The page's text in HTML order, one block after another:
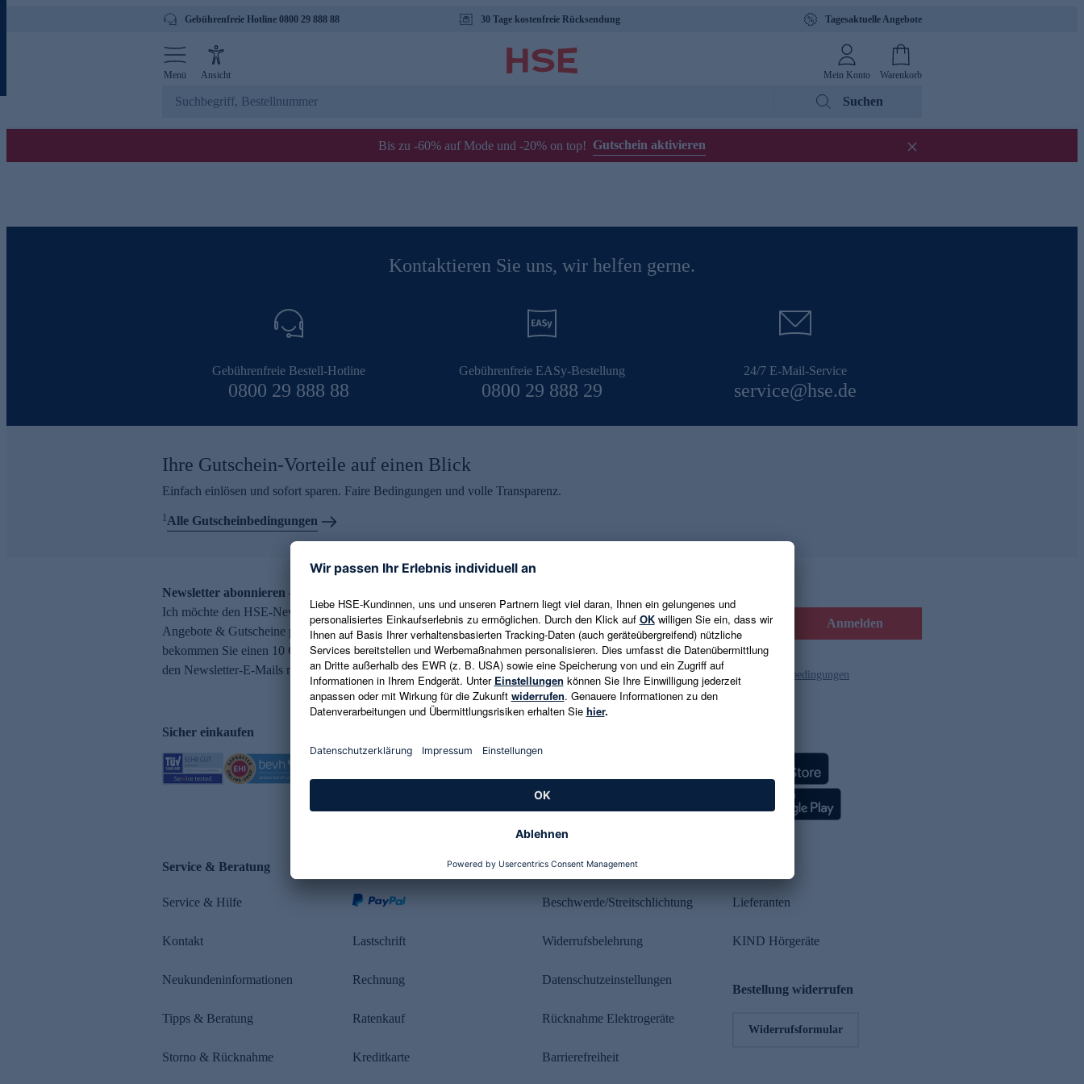
Gebührenfreie Hotline 0800 29 888 88 30 Tage kostenfreie Rücksendung Tagesaktuelle Angebote
Menü Ansicht Mein Konto Warenkorb
Suchen
Bis zu -60% auf Mode und -20% on top! Gutschein aktivieren
Kontaktieren Sie uns, wir helfen gerne.
Gebührenfreie Bestell-Hotline
0800 29 888 88
Gebührenfreie EASy-Bestellung
0800 29 888 29
24/7 E-Mail-Service
service@hse.de
Ihre Gutschein-Vorteile auf einen Blick
Einfach einlösen und sofort sparen. Faire Bedingungen und volle Transparenz.
1Alle Gutscheinbedingungen
Newsletter abonnieren – 10 € Gutschein erhalten
Ich möchte den HSE-Newsletter abonnieren und aktuelle Trends,
Angebote & Gutscheine per E-Mail erhalten. Als Dankeschön
bekommen Sie einen 10 € Gutschein. Eine Abmeldung ist jederzeit in
den Newsletter-E-Mails möglich.
E-Mail-Adresse eingeben Anmelden
Es gelten die Datenschutzrichtlinien und die Gutscheinbedingungen
Sicher einkaufen
Service & Beratung
Service & Hilfe
Kontakt
Neukundeninformationen
Tipps & Beratung
Storno & Rücknahme
Lastschrift
Rechnung
Ratenkauf
Kreditkarte
Rechtliches
Beschwerde/Streitschlichtung
Widerrufsbelehrung
Datenschutzeinstellungen
Rücknahme Elektrogeräte
Barrierefreiheit
Lieferanten
KIND Hörgeräte
Bestellung widerrufen
Widerrufsformular